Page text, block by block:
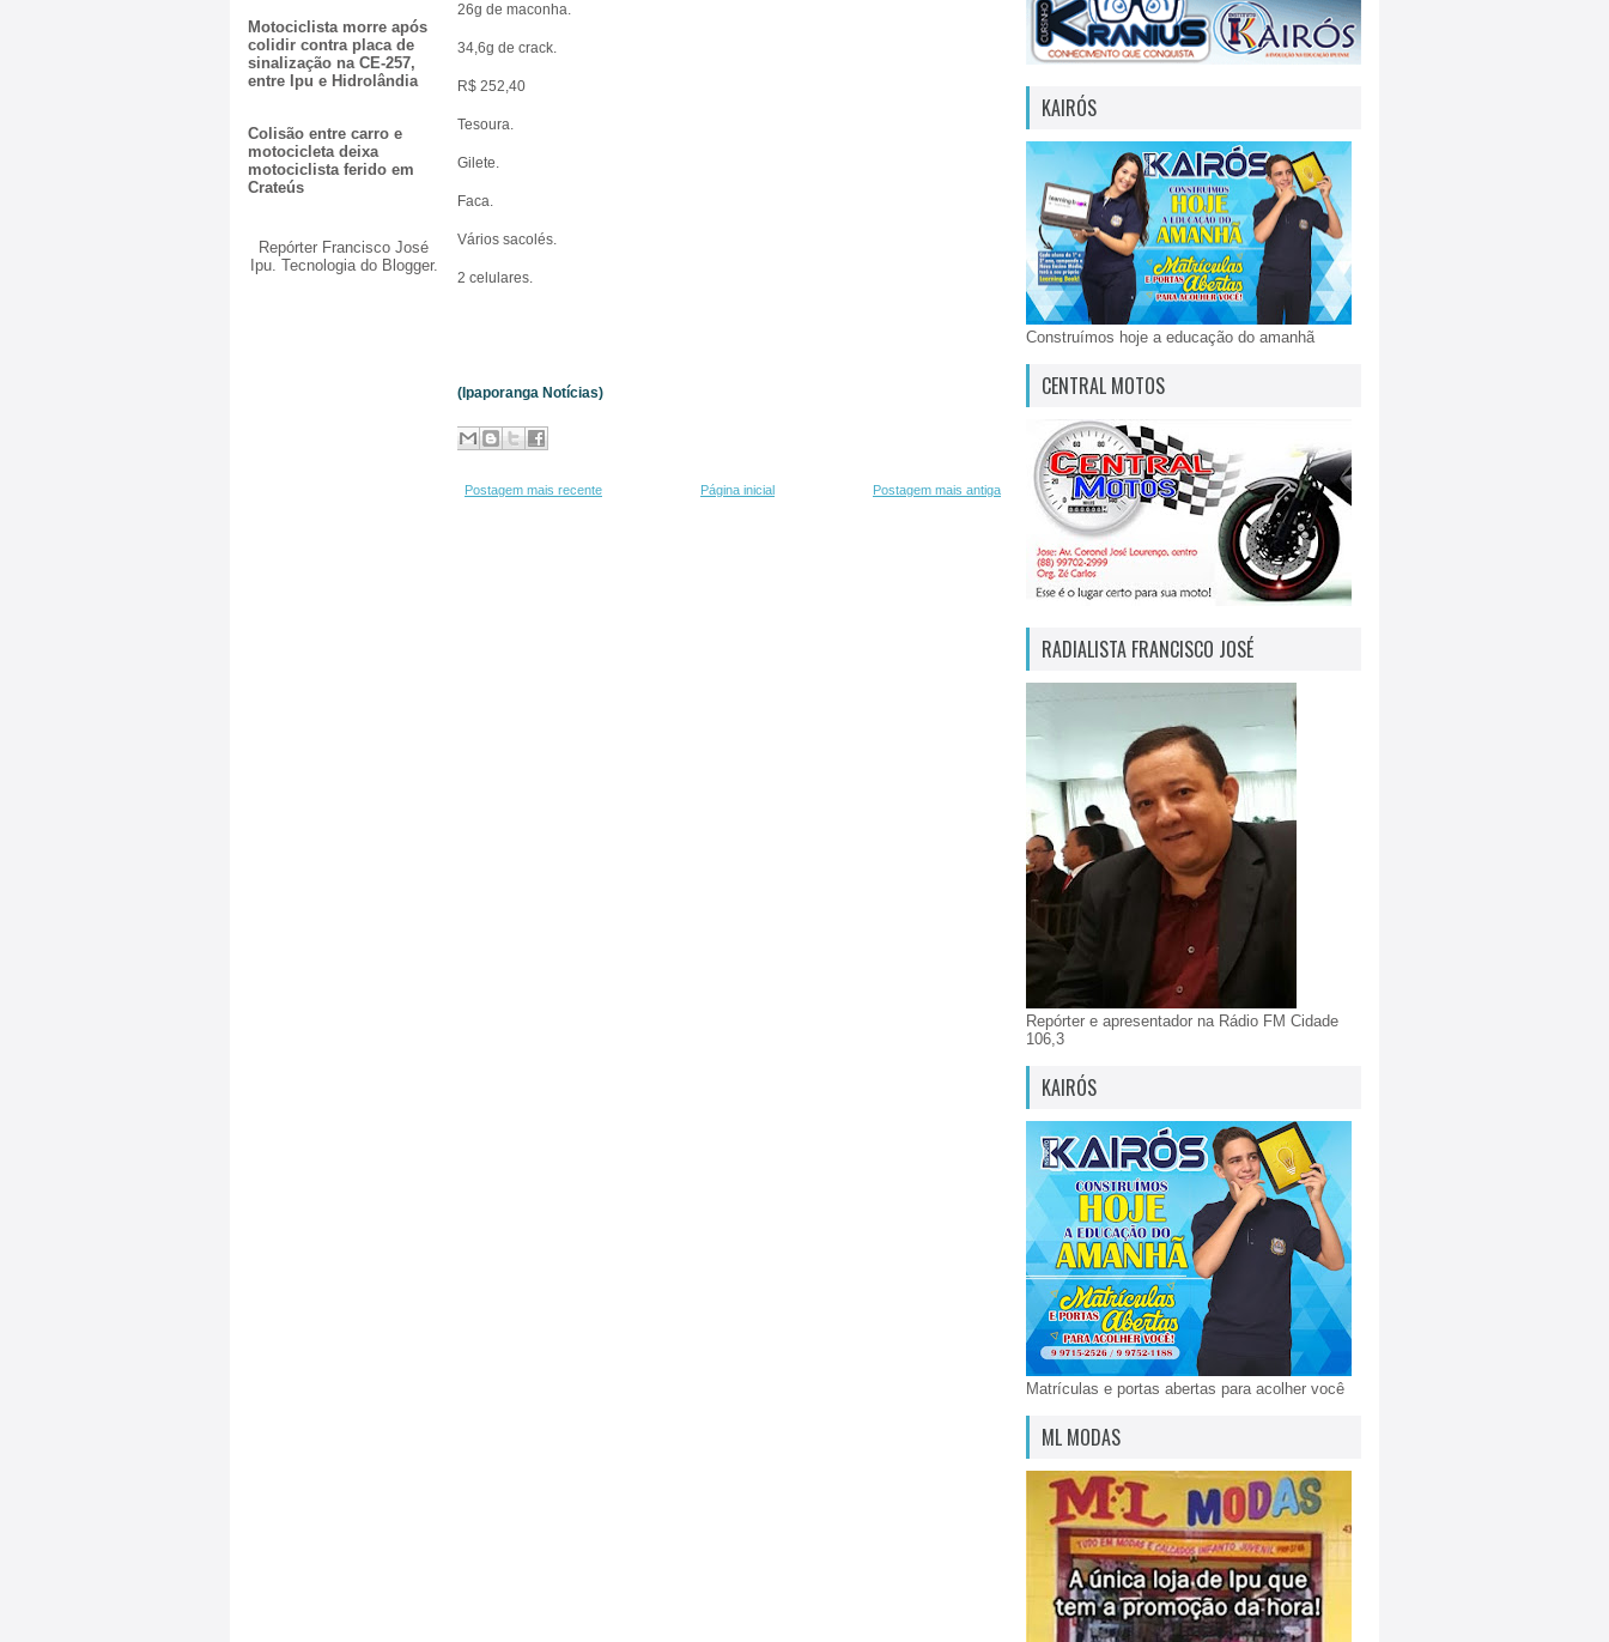
Motociclista morre após
colidir contra placa de
sinalização na CE-257,
entre Ipu e Hidrolândia
Colisão entre carro e
motocicleta deixa
motociclista ferido em
Crateús
Repórter Francisco José
Ipu. Tecnologia do Blogger.
26g de maconha.
34,6g de crack.
R$ 252,40
Tesoura.
Gilete.
Faca.
Vários sacolés.
2 celulares.
(Ipaporanga Notícias)
Postagem mais recente Postagem mais antiga
Página inicial
KAIRÓS
Construímos hoje a educação do amanhã
CENTRAL MOTOS
RADIALISTA FRANCISCO JOSÉ
Repórter e apresentador na Rádio FM Cidade
106,3
KAIRÓS
Matrículas e portas abertas para acolher você
ML MODAS